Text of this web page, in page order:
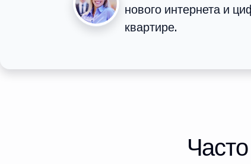
нового интернета и
квартире.